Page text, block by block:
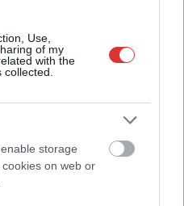
Use,
of my
with the
storage
on web or
nem akarták a